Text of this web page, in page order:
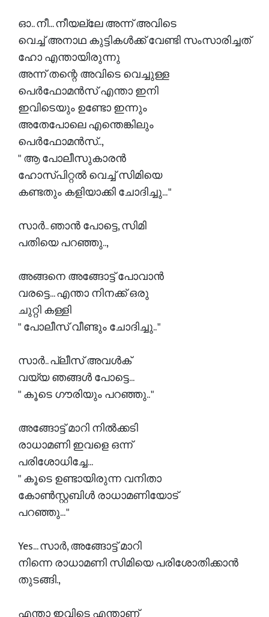
ഓ.. നീ... നീയല്ലേ അന്ന് അവിടെ
വെച്ച് അനാഥ കുട്ടികൾക്ക് വേണ്ടി സംസാരിച്ചത്
ഹോ എന്തായിരുന്നു
അന്ന് തന്റെ അവിടെ വെച്ചുള്ള
പെർഫോമൻസ് എന്താ ഇനി
ഇവിടെയും ഉണ്ടോ ഇന്നും
അതേപോലെ എന്തെങ്കിലും
പെർഫോമൻസ്..,
" ആ പോലീസുകാരൻ
ഹോസ്പിറ്റൽ വെച്ച് സിമിയെ
കണ്ടതും കളിയാക്കി ചോദിച്ചു... "
സാർ.. ഞാൻ പോട്ടെ, സിമി
പതിയെ പറഞ്ഞു..,
അങ്ങനെ അങ്ങോട്ട് പോവാൻ
വരട്ടെ... എന്താ നിനക്ക് ഒരു
ചുറ്റി കള്ളി
" പോലീസ് വീണ്ടും ചോദിച്ചു.. "
സാർ.. പ്ലീസ് അവൾക്
വയ്യ ഞങ്ങൾ പോട്ടെ...
" കൂടെ ഗൗരിയും പറഞ്ഞു.. "
അങ്ങോട്ട് മാറി നിൽക്കടി
രാധാമണി ഇവളെ ഒന്ന്
പരിശോധിച്ചേ...
" കൂടെ ഉണ്ടായിരുന്ന വനിതാ
കോൺസ്റ്റബിൾ രാധാമണിയോട്
പറഞ്ഞു... "
Yes... സാർ, അങ്ങോട്ട് മാറി
നിന്നെ രാധാമണി സിമിയെ പരിശോതിക്കാൻ
തുടങ്ങി.,